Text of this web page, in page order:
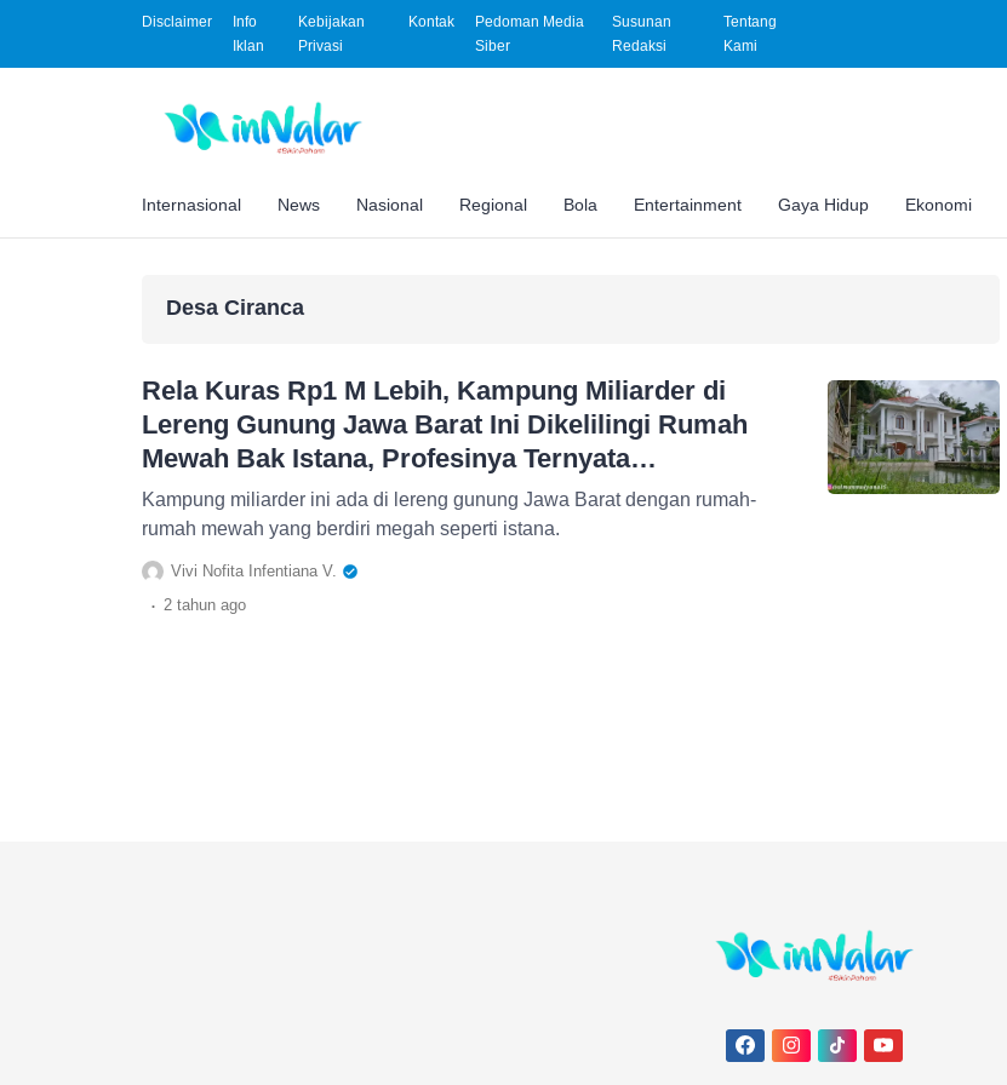
Disclaimer
Info
Iklan
Kebijakan
Privasi
Kontak
Pedoman Media
Siber
Susunan
Redaksi
Tentang
Kami
Internasional News Nasional Regional Bola Entertainment Gaya Hidup Ekonomi
Desa Ciranca
Rela Kuras Rp1 M Lebih, Kampung Miliarder di
Lereng Gunung Jawa Barat Ini Dikelilingi Rumah
Mewah Bak Istana, Profesinya Ternyata…
Kampung miliarder ini ada di lereng gunung Jawa Barat dengan rumah-
rumah mewah yang berdiri megah seperti istana.
Vivi Nofita Infentiana V.
. 2 tahun ago